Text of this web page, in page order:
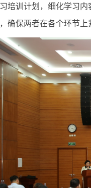
培训计划，细化学习
确保两者在各个环节